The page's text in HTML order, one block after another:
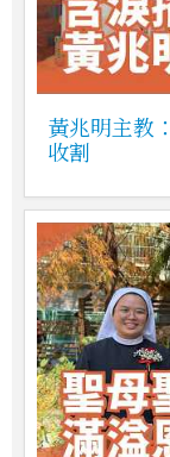
黃兆明主教
收割